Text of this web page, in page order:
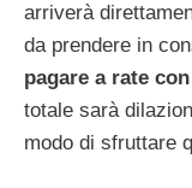
arriverà
da prendere in
pagare a rate
totale sarà
modo di sfruttare